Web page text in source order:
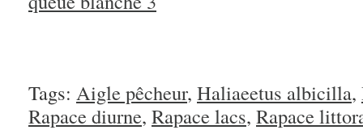
Tags: Aigle pêcheur, Haliaeetus albicilla,
Rapace diurne, Rapace lacs, Rapace